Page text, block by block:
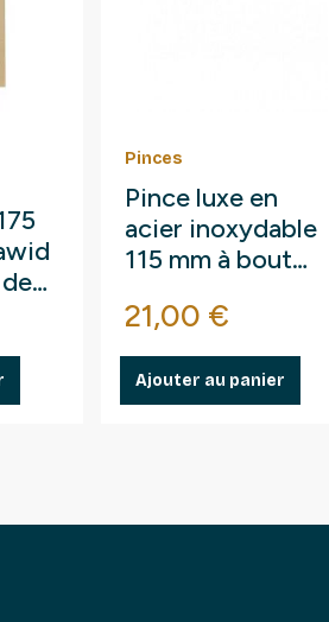
Pinces
Pince luxe en
acier inoxydable
115 mm à bout
Prix
21,00 €
Ajouter au panier